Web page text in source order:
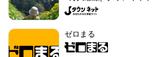
ゼロまる